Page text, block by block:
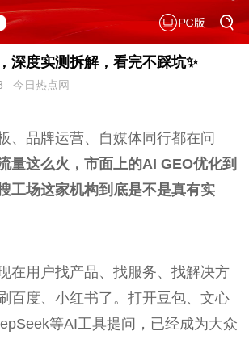
深度实测拆解，看完不踩坑✨
今日热点网
、品牌运营、自媒体同行都在问
量这么火，市面上的AI GEO优化到
工场这家机构到底是不是真有实
在用户找产品、找服务、找解决方
百度、小红书了。打开豆包、文心
等AI工具提问，已经成为大众